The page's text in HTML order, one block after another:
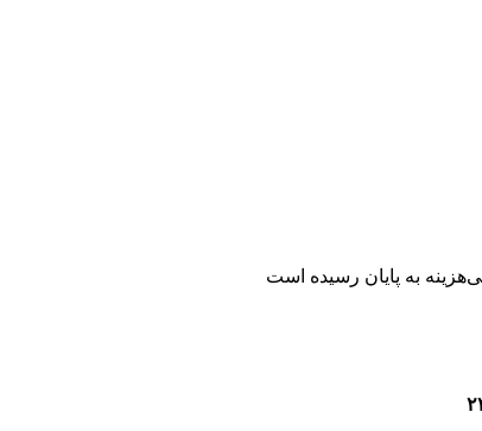
به پایان رسیده است